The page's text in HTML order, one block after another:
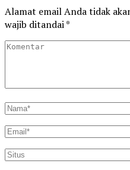
Alamat email Anda tidak
wajib ditandai*